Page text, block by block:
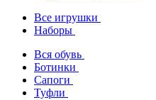
Все игрушки
Наборы
Вся обувь
Ботинки
Сапоги
Туфли